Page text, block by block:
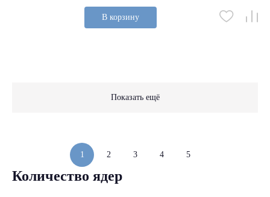
В корзину
Показать ещё
1 2 3 4 5
Количество ядер